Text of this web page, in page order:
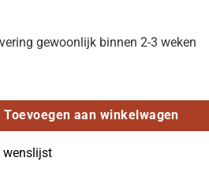
gewoonlijk binnen 2-3 weken
Toevoegen aan winkelwagen
wenslijst